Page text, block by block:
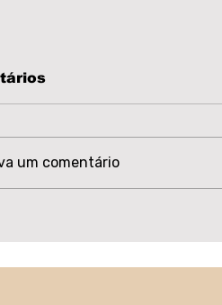
de 2026
um comentário